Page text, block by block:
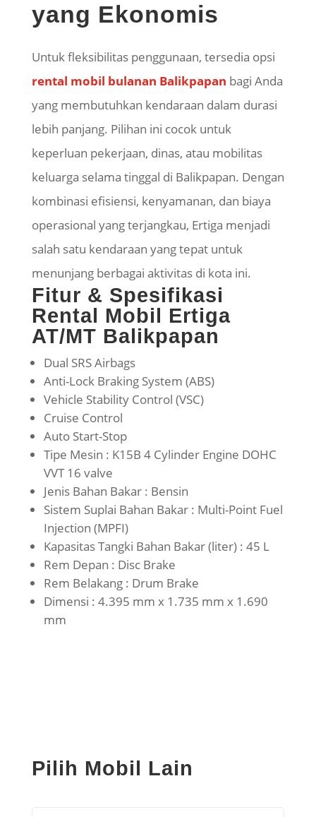
yang Ekonomis
Untuk fleksibilitas penggunaan, tersedia opsi
rental mobil bulanan Balikpapan bagi Anda
yang membutuhkan kendaraan dalam durasi
lebih panjang. Pilihan ini cocok untuk
keperluan pekerjaan, dinas, atau mobilitas
keluarga selama tinggal di Balikpapan. Dengan
kombinasi efisiensi, kenyamanan, dan biaya
operasional yang terjangkau, Ertiga menjadi
salah satu kendaraan yang tepat untuk
menunjang berbagai aktivitas di kota ini.
Fitur & Spesifikasi
Rental Mobil Ertiga
AT/MT Balikpapan
Dual SRS Airbags
Anti-Lock Braking System (ABS)
Vehicle Stability Control (VSC)
Cruise Control
Auto Start-Stop
Tipe Mesin : K15B 4 Cylinder Engine DOHC
VVT 16 valve
Jenis Bahan Bakar : Bensin
Sistem Suplai Bahan Bakar : Multi-Point Fuel
Injection (MPFI)
Kapasitas Tangki Bahan Bakar (liter) : 45 L
Rem Depan : Disc Brake
Rem Belakang : Drum Brake
Dimensi : 4.395 mm x 1.735 mm x 1.690
mm
Pilih Mobil Lain